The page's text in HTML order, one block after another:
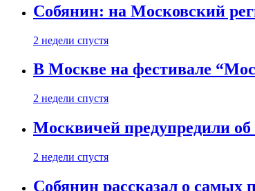
Собянин: на Московский
2 недели спустя
В Москве на фестивале
2 недели спустя
Москвичей предупредили об
2 недели спустя
Собянин рассказал о